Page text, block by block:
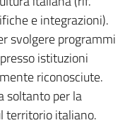
e integrazioni).
svolgere programmi
istituzioni
riconosciute.
soltanto per la
territorio italiano.